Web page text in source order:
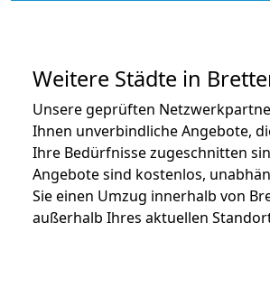
Weitere Städte in
Unsere geprüften
Ihnen unverbindliche Angebote,
Ihre Bedürfnisse zugeschnitten
Angebote sind kostenlos,
Sie einen Umzug innerhalb von
außerhalb Ihres aktuellen